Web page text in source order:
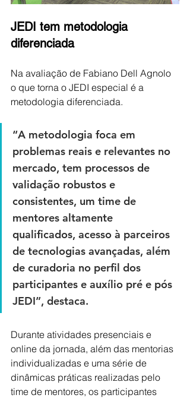
JEDI tem metodologia
diferenciada
Na avaliação de Fabiano Dell Agnolo
o que torna o JEDI especial é a
metodologia diferenciada.
“A metodologia foca em
problemas reais e relevantes no
mercado, tem processos de
validação robustos e
consistentes, um time de
mentores altamente
qualificados, acesso à parceiros
de tecnologias avançadas, além
de curadoria no perfil dos
participantes e auxílio pré e pós
JEDI”, destaca.
Durante atividades presenciais e
online da jornada, além das mentorias
individualizadas e uma série de
dinâmicas práticas realizadas pelo
time de mentores, os participantes